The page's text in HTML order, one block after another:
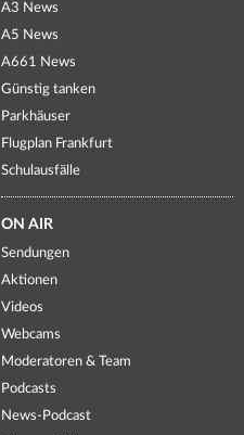
A3 News
A5 News
A661 News
Günstig tanken
Parkhäuser
Flugplan Frankfurt
Schulausfälle
ON AIR
Sendungen
Aktionen
Videos
Webcams
Moderatoren & Team
Podcasts
News-Podcast